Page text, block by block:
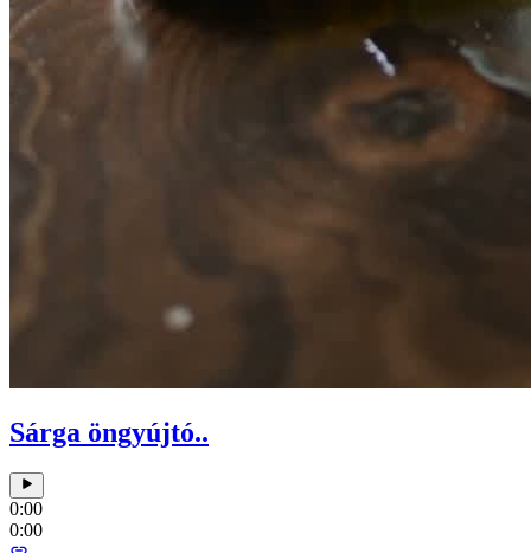
Sárga öngyújtó..
0:00
0:00